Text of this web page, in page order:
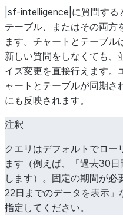
sf-intelligence|に質問する
テーブル、またはその両方
ます。チャートとテーブル
新しい質問をしなくても、
イズ変更を直接行えます。
ャートとテーブルが同期さ
にも反映されます。
注釈
クエリはデフォルトでロー
ます（例えば、「過去30
します）。固定の期間が必
22日までのデータを表示
指定してください。